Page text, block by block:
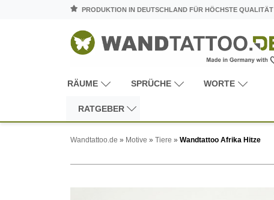
PRODUKTION IN DEUTSCHLAND FÜR HÖCHSTE QUALITÄT
RÄUME SPRÜCHE WORTE
RATGEBER
Wandtattoo.de » Motive » Tiere » Wandtattoo Afrika Hitze